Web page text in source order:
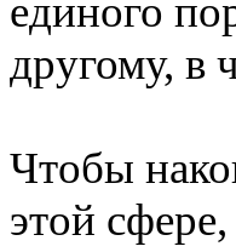
единого
другому, в
Чтобы
этой